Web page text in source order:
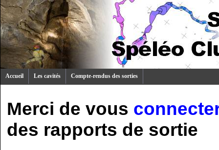
Accueil Les cavités Compte-rendus des sorties
Merci de vous
des rapports de sortie